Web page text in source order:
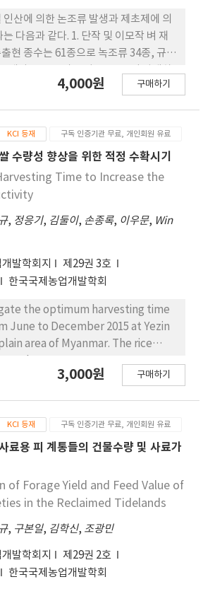
인산에 의한 논조류 발생과 제초제에 의
다. 1. 단작 및 이모작 벼 재
현 종수는 61종으로 녹조류 34종, 규조
, 규조류는 이모작지가 많았고, 유글레
mg L-1로 가장 높았고, 조류 발생량도
6월 6일 이앙한 구에서 14.8 mg 20 ml-
상, 6월 20일에 이앙한 구에서 9.8 mg
하였다. 3. 벼 생육단계별 분얼
분시별로 유수형성기가 인산의 함량이
mg kg-1으로 가장 높은 경향이었으며
는 15.5~29.1 mg kg-1로 낮았다. 이앙
이앙이 빠를수록 높은 경향이었으며, 인
관행에 비해 분시하였을 때 높은 경향
처리 후 7일에 가장 낮은 6.3 mg m-3 이
무처리구에서 75.8 mg m-3 로 가장
20일 이앙한 구에서는 제초제 처리후 7일
경향이었으며 제초제 처리 후 14일과 21
장 높았으며, 다음으로 bromobutide +
+ pyraclonil > benzobicyclon +
peno xsulam >무처리 순이었다.
4,000원 구매하기
KCI 등재 구독 인증기관 무료, 개인회원 유료
수량성 향상을 위한 적정 수확시기
Time to Increase the
, 정응기, 김둘이, 손종록, 이우문, Win
발학회지
제29권 3호
한국국제농업개발학회
the optimum harvesting time
June to December 2015 at Yezin
area of Myanmar. The rice
cultivars) and Shwe
were between 35 and 40
Yeongpungbyeo and
and 35days for Shwe Thwe Yin,
The highest yield of rice was
harvested 35 to 40days after
was the highest in 40days
the yield losses in 40DAF(days
are 2 to 2.7 times more than
in 30DAF. Therefore, the
3,000원 구매하기
KCI 등재 구독 인증기관 무료, 개인회원 유료
료용 피 계통들의 건물수량 및 사료가
of Forage Yield and Feed Value of
in the Reclaimed Tidelands
, 구본일, 김학신, 조광민
발학회지
제29권 2호
한국국제농업개발학회